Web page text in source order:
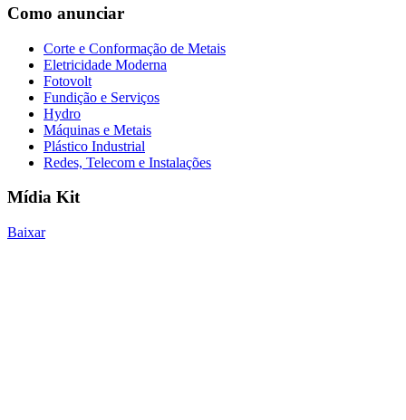
Como anunciar
Corte e Conformação de Metais
Eletricidade Moderna
Fotovolt
Fundição e Serviços
Hydro
Máquinas e Metais
Plástico Industrial
Redes, Telecom e Instalações
Mídia Kit
Baixar